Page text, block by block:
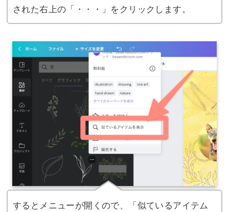
された右上の「・・・」をクリックします。
するとメニューが開くので、「似ているアイテム